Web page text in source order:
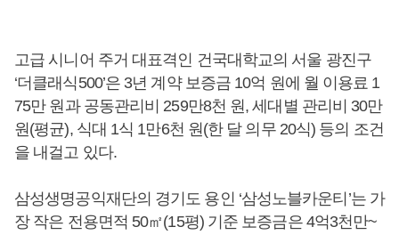
고급 시니어 주거 대표격인 건국대학교의 서울 광진구
‘더클래식500’은 3년 계약 보증금 10억 원에 월 이용료 1
75만 원과 공동관리비 259만8천 원, 세대별 관리비 30만
원(평균), 식대 1식 1만6천 원(한 달 의무 20식) 등의 조건
을 내걸고 있다.
삼성생명공익재단의 경기도 용인 ‘삼성노블카운티’는 가
장 작은 전용면적 50㎡(15평) 기준 보증금은 4억3천만~